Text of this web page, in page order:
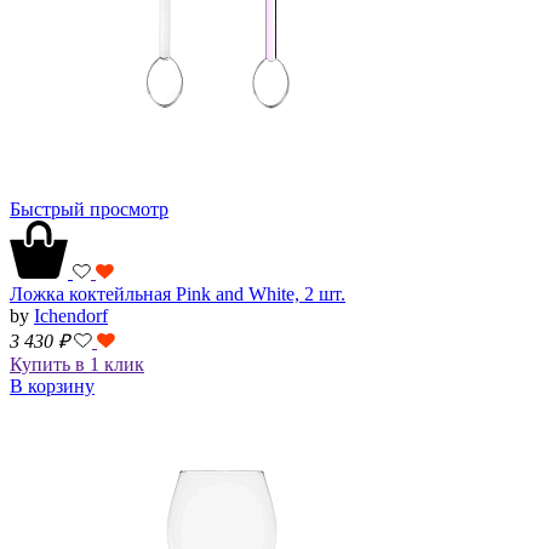
Быстрый просмотр
Ложка коктейльная Pink and White, 2 шт.
by Ichendorf
3 430 ₽
Купить в 1 клик
В корзину